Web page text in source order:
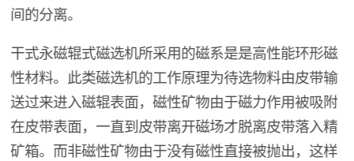
间的分离。
干式永磁辊式磁选机所采用的磁系是是高性能环形磁
性材料。此类磁选机的工作原理为待选物料由皮带输
送过来进入磁辊表面，磁性矿物由于磁力作用被吸附
在皮带表面，一直到皮带离开磁场才脱离皮带落入精
矿箱。而非磁性矿物由于没有磁性直接被抛出，这样